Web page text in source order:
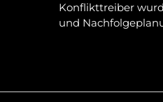
Konflikttreiber
und
Ausserdem
Mitigierung der
Empfehlungen
Massnahmen zur